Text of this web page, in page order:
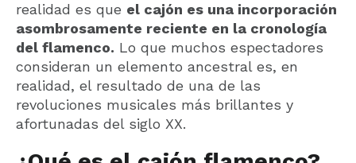
realidad es que el cajón es una incorporación
asombrosamente reciente en la cronología
del flamenco. Lo que muchos espectadores
consideran un elemento ancestral es, en
realidad, el resultado de una de las
revoluciones musicales más brillantes y
afortunadas del siglo XX.